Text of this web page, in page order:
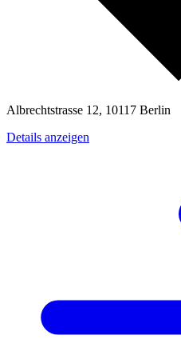
Albrechtstrasse 12, 10117 Berlin
Details anzeigen